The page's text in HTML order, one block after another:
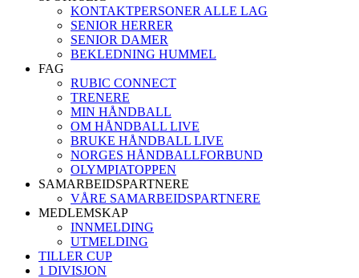
KONTAKTPERSONER ALLE LAG
SENIOR HERRER
SENIOR DAMER
BEKLEDNING HUMMEL
FAG
RUBIC CONNECT
TRENERE
MIN HÅNDBALL
OM HÅNDBALL LIVE
BRUKE HÅNDBALL LIVE
NORGES HÅNDBALLFORBUND
OLYMPIATOPPEN
SAMARBEIDSPARTNERE
VÅRE SAMARBEIDSPARTNERE
MEDLEMSKAP
INNMELDING
UTMELDING
TILLER CUP
1 DIVISJON